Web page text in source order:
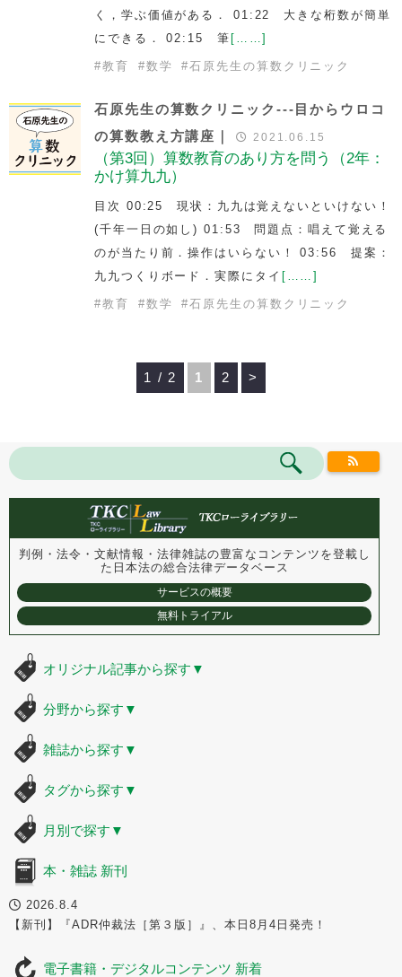
く，学ぶ価値がある． 01:22 大きな桁数が簡単
にできる． 02:15 筆 [……]
#教育 #数学 #石原先生の算数クリニック
石原先生の算数クリニック---目からウロコ
の算数教え方講座｜
2021.06.15
（第3回）算数教育のあり方を問う（2年：
かけ算九九）
目次 00:25 現状：九九は覚えないといけない！
(千年一日の如し) 01:53 問題点：唱えて覚える
のが当たり前．操作はいらない！ 03:56 提案：
九九つくりボード．実際にタイ [……]
#教育 #数学 #石原先生の算数クリニック
1 / 2 1 2 >
判例・法令・文献情報・法律雑誌の豊富なコンテンツを登載し
た 日本法の総合法律データベース
サービスの概要
無料トライアル
オリジナル記事から探す ▼
分野から探す ▼
雑誌から探す ▼
タグから探す ▼
月別で探す ▼
本・雑誌 新刊
2026.8.4
【新刊】『ADR仲裁法［第３版］』、本日8月4日発売！
電子書籍・デジタルコンテンツ 新着